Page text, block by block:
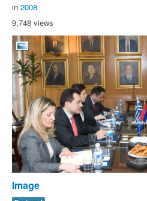
in 2008
9,748 views
Image